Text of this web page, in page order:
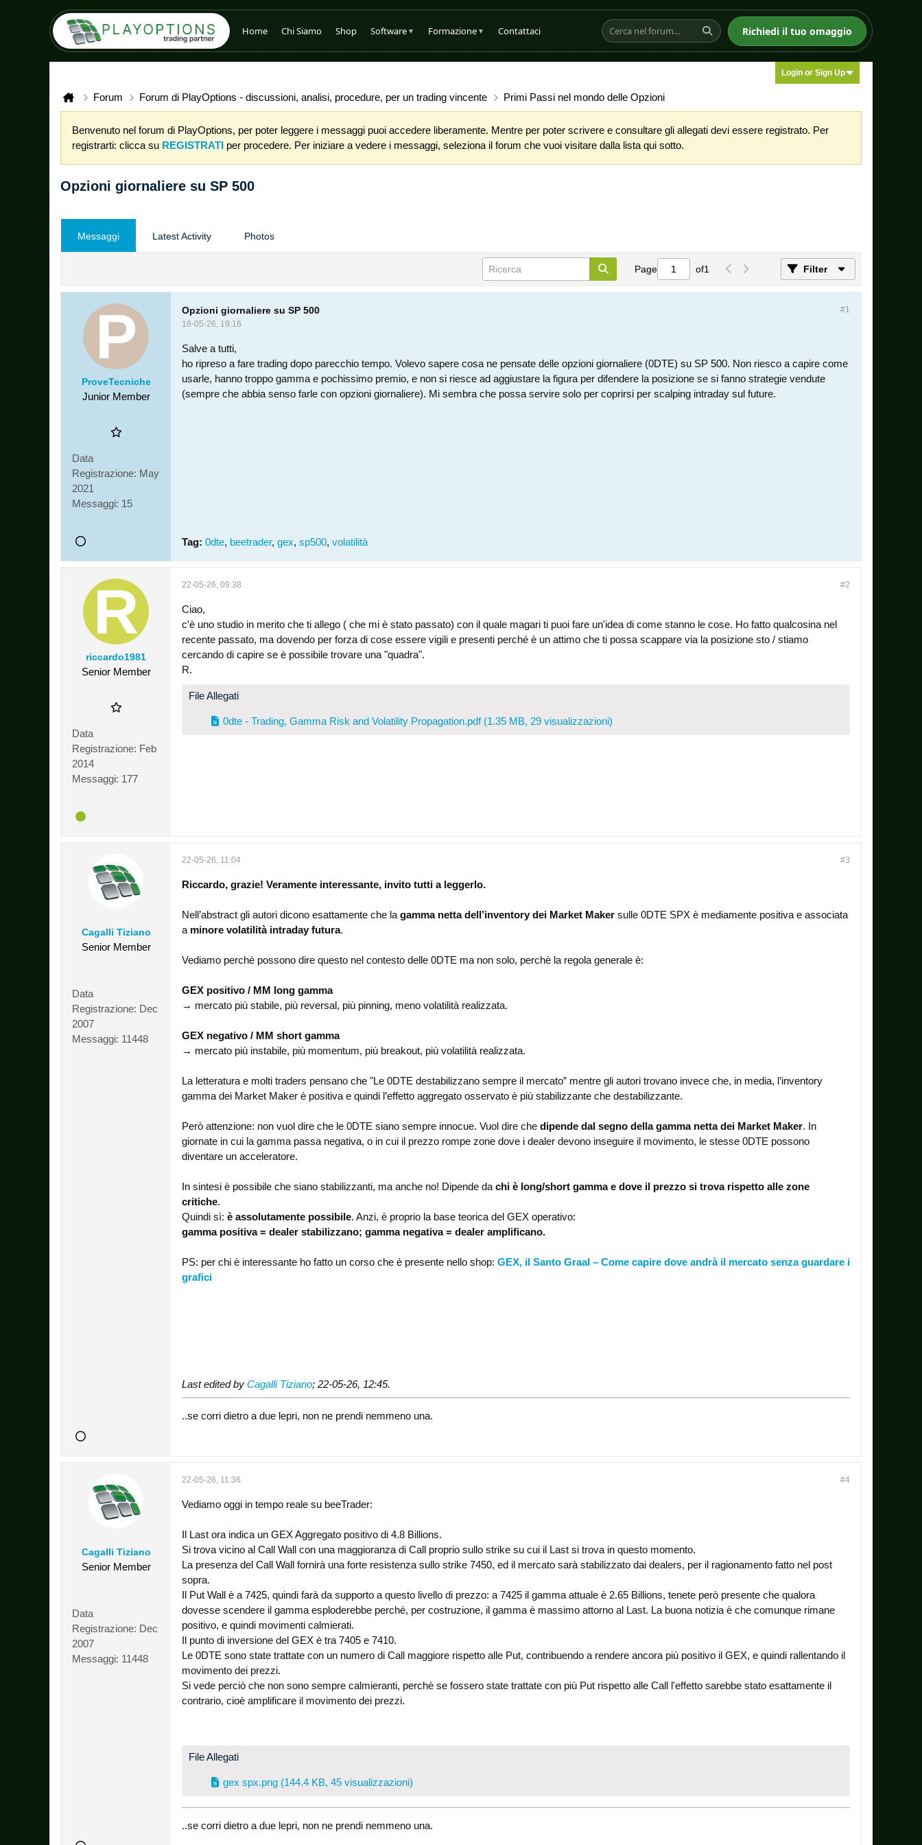
Home Chi Siamo Shop Software ▼ Formazione ▼ Contattaci Richiedi il tuo omaggio
Login or Sign Up
Forum Forum di PlayOptions - discussioni, analisi, procedure, per un trading vincente Primi Passi nel mondo delle Opzioni
Benvenuto nel forum di PlayOptions, per poter leggere i messaggi puoi accedere liberamente. Mentre per poter scrivere e consultare gli allegati devi essere registrato. Per
registrarti: clicca su REGISTRATI per procedere. Per iniziare a vedere i messaggi, seleziona il forum che vuoi visitare dalla lista qui sotto.
Opzioni giornaliere su SP 500
Messaggi Latest Activity Photos
Page of1 Filter
ProveTecniche
Junior Member
Data
Registrazione: May
2021
Messaggi: 15
#1
Opzioni giornaliere su SP 500
18-05-26, 19:16
Salve a tutti,
ho ripreso a fare trading dopo parecchio tempo. Volevo sapere cosa ne pensate delle opzioni giornaliere (0DTE) su SP 500. Non riesco a capire come
usarle, hanno troppo gamma e pochissimo premio, e non si riesce ad aggiustare la figura per difendere la posizione se si fanno strategie vendute
(sempre che abbia senso farle con opzioni giornaliere). Mi sembra che possa servire solo per coprirsi per scalping intraday sul future.
Tag: 0dte, beetrader, gex, sp500, volatilità
riccardo1981
Senior Member
Data
Registrazione: Feb
2014
Messaggi: 177
#2
22-05-26, 09:38
Ciao,
c'è uno studio in merito che ti allego ( che mi è stato passato) con il quale magari ti puoi fare un'idea di come stanno le cose. Ho fatto qualcosina nel
recente passato, ma dovendo per forza di cose essere vigili e presenti perché è un attimo che ti possa scappare via la posizione sto / stiamo
cercando di capire se è possibile trovare una "quadra".
R.
File Allegati
0dte - Trading, Gamma Risk and Volatility Propagation.pdf (1.35 MB, 29 visualizzazioni)
Cagalli Tiziano
Senior Member
Data
Registrazione: Dec
2007
Messaggi: 11448
#3
22-05-26, 11:04
Riccardo, grazie! Veramente interessante, invito tutti a leggerlo.
Nell’abstract gli autori dicono esattamente che la gamma netta dell’inventory dei Market Maker sulle 0DTE SPX è mediamente positiva e associata
a minore volatilità intraday futura.
Vediamo perchè possono dire questo nel contesto delle 0DTE ma non solo, perchè la regola generale è:
GEX positivo / MM long gamma
→ mercato più stabile, più reversal, più pinning, meno volatilità realizzata.
GEX negativo / MM short gamma
→ mercato più instabile, più momentum, più breakout, più volatilità realizzata.
La letteratura e molti traders pensano che "Le 0DTE destabilizzano sempre il mercato” mentre gli autori trovano invece che, in media, l’inventory
gamma dei Market Maker è positiva e quindi l’effetto aggregato osservato è più stabilizzante che destabilizzante.
Però attenzione: non vuol dire che le 0DTE siano sempre innocue. Vuol dire che dipende dal segno della gamma netta dei Market Maker. In
giornate in cui la gamma passa negativa, o in cui il prezzo rompe zone dove i dealer devono inseguire il movimento, le stesse 0DTE possono
diventare un acceleratore.
In sintesi è possibile che siano stabilizzanti, ma anche no! Dipende da chi è long/short gamma e dove il prezzo si trova rispetto alle zone
critiche.
Quindi sì: è assolutamente possibile. Anzi, è proprio la base teorica del GEX operativo:
gamma positiva = dealer stabilizzano; gamma negativa = dealer amplificano.
PS: per chi è interessante ho fatto un corso che è presente nello shop: GEX, il Santo Graal – Come capire dove andrà il mercato senza guardare i
grafici
Last edited by Cagalli Tiziano; 22-05-26, 12:45.
..se corri dietro a due lepri, non ne prendi nemmeno una.
Cagalli Tiziano
Senior Member
Data
Registrazione: Dec
2007
Messaggi: 11448
#4
22-05-26, 11:36
Vediamo oggi in tempo reale su beeTrader:
Il Last ora indica un GEX Aggregato positivo di 4.8 Billions.
Si trova vicino al Call Wall con una maggioranza di Call proprio sullo strike su cui il Last si trova in questo momento.
La presenza del Call Wall fornirà una forte resistenza sullo strike 7450, ed il mercato sarà stabilizzato dai dealers, per il ragionamento fatto nel post
sopra.
Il Put Wall è a 7425, quindi farà da supporto a questo livello di prezzo: a 7425 il gamma attuale è 2.65 Billions, tenete però presente che qualora
dovesse scendere il gamma esploderebbe perchè, per costruzione, il gamma è massimo attorno al Last. La buona notizia è che comunque rimane
positivo, e quindi movimenti calmierati.
Il punto di inversione del GEX è tra 7405 e 7410.
Le 0DTE sono state trattate con un numero di Call maggiore rispetto alle Put, contribuendo a rendere ancora più positivo il GEX, e quindi rallentando il
movimento dei prezzi.
Si vede perciò che non sono sempre calmieranti, perchè se fossero state trattate con più Put rispetto alle Call l'effetto sarebbe stato esattamente il
contrario, cioè amplificare il movimento dei prezzi.
File Allegati
gex spx.png (144.4 KB, 45 visualizzazioni)
..se corri dietro a due lepri, non ne prendi nemmeno una.